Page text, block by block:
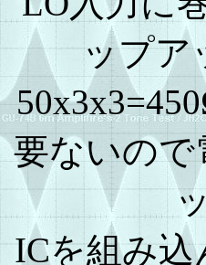
ップア
要ないので
ICを組み